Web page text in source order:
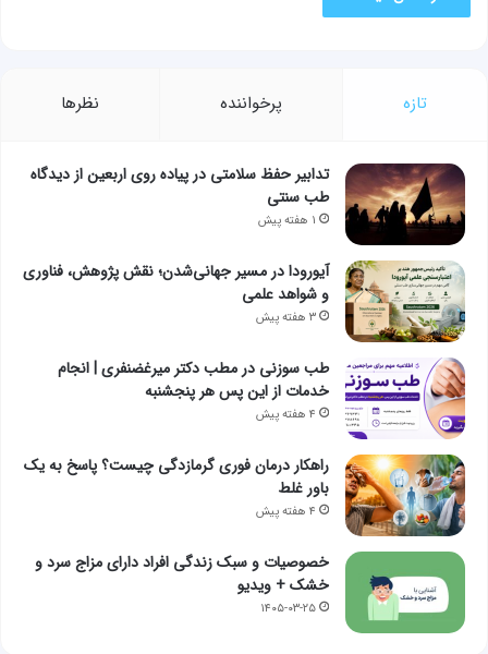
تازه پرخواننده نظرها
تدابیر حفظ سلامتی در پیاده روی اربعین از دیدگاه
طب سنتی
۱ هفته پیش
آیورودا در مسیر جهانی‌شدن؛ نقش پژوهش، فناوری
و شواهد علمی
۳ هفته پیش
طب سوزنی در مطب دکتر میرغضنفری | انجام
خدمات از این پس هر پنجشنبه
۴ هفته پیش
راهکار درمان فوری گرمازدگی چیست؟ پاسخ به یک
باور غلط
۴ هفته پیش
خصوصیات و سبک زندگی افراد دارای مزاج سرد و
خشک + ویدیو
۱۴۰۵-۰۳-۲۵